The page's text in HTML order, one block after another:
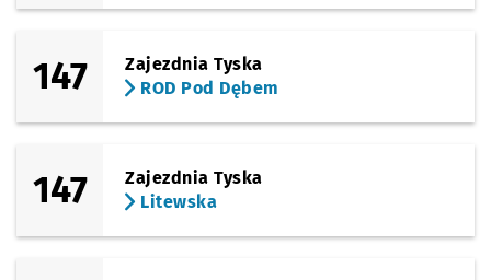
147
Zajezdnia Tyska
ROD Pod Dębem
147
Zajezdnia Tyska
Litewska